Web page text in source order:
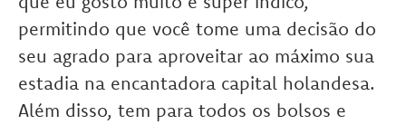
permitindo que você tome uma decisão do
seu agrado para aproveitar ao máximo sua
estadia na encantadora capital holandesa.
Além disso, tem para todos os bolsos e